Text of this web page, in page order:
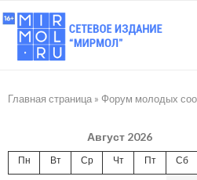
Главная страница » Форум молодых
Август 2026
Пн Вт Ср Чт Пт Сб